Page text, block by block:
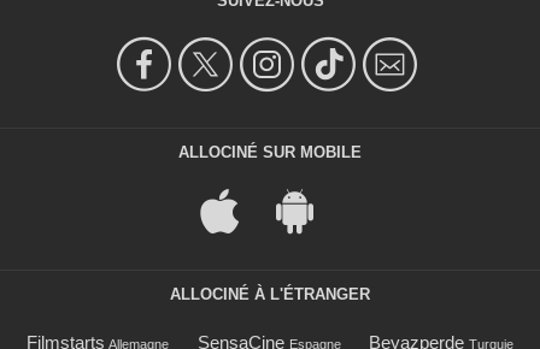
ALLOCINÉ SUR MOBILE
ALLOCINÉ À L'ÉTRANGER
Filmstarts Allemagne SensaCine Espagne Beyazperde Turquie